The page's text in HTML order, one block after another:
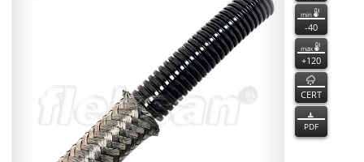
min
-40
max
+120
CERT
PDF